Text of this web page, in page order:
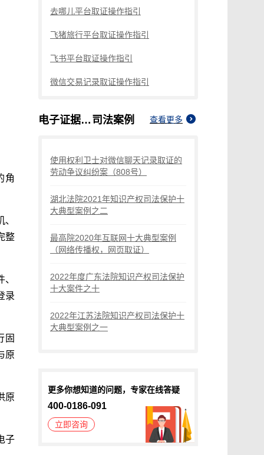
角
整
录
固
原
原
子
去哪儿平台取证操作指引
飞猪旅行平台取证操作指引
飞书平台取证操作指引
微信交易记录取证操作指引
电子证据原始载体 司法案例 查看更多
使用权利卫士对微信聊天记录取证的
劳动争议纠纷案（808号）
湖北法院2021年知识产权司法保护十
大典型案例之二
最高院2020年互联网十大典型案例
（网络传播权，网页取证）
2022年度广东法院知识产权司法保护
十大案件之十
2022年江苏法院知识产权司法保护十
大典型案例之一
更多你想知道的问题，专家在线答疑
400-0186-091
立即咨询